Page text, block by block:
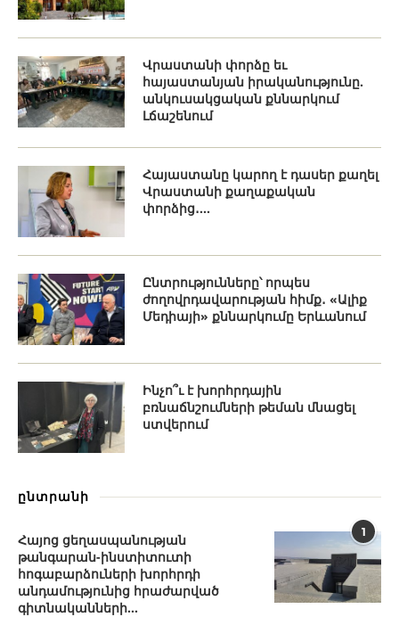
Վրաստանի փորձը եւ
հայաստանյան իրականությունը.
անկուսակցական քննարկում
Լճաշենում
Հայաստանը կարող է դասեր քաղել
Վրաստանի քաղաքական
փորձից․...
Ընտրությունները՝ որպես
ժողովրդավարության հիմք․ «Ալիք
Մեդիայի» քննարկումը Երևանում
Ինչո՞ւ է խորհրդային
բռնաճնշումների թեման մնացել
ստվերում
ընտրանի
1
Հայոց ցեղասպանության
թանգարան-ինստիտուտի
հոգաբարձուների խորհրդի
անդամությունից հրաժարված
գիտնականների...